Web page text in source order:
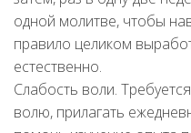
одной молитве, чтобы
правило целиком
естественно.
Слабость воли.
волю, прилагать